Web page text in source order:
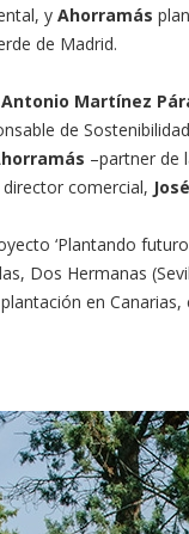
y Ahorramás
de Madrid.
Antonio Martínez
de
–partner de
director comercial,
‘Plantando
Dos Hermanas
en